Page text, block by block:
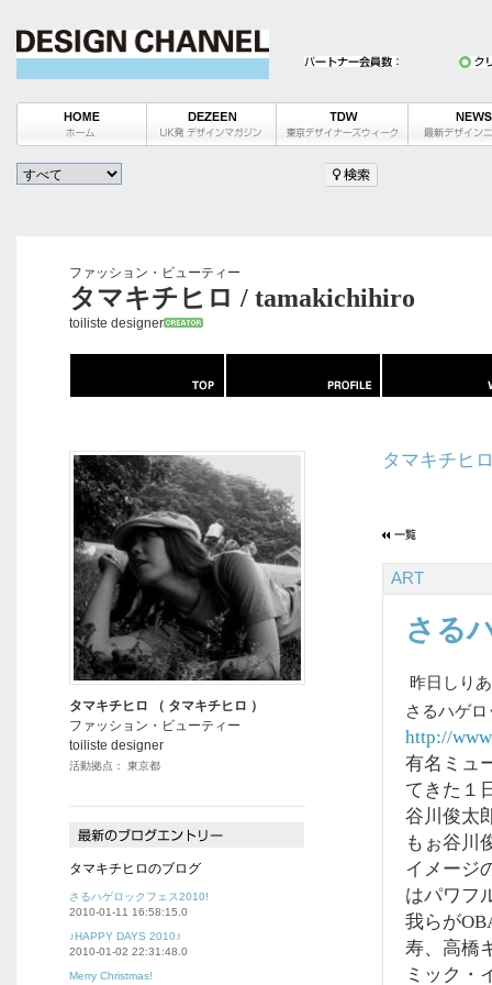
ファッション・ビューティー
タマキチヒロ / tamakichihiro
toiliste designer
タマキチヒ
ART
さる
昨日しり
さるハゲ
http://
有名ミュ
てきた１
谷川俊太
もぉ谷川
イメージ
はパワフ
我らが
寿、高橋
ミック・
タマキチヒロ （ タマキチヒロ ）
ファッション・ビューティー
toiliste designer
活動拠点： 東京都
タマキチヒロのブログ
さるハゲロックフェス2010!
2010-01-11 16:58:15.0
♪HAPPY DAYS 2010♪
2010-01-02 22:31:48.0
Merry Christmas!